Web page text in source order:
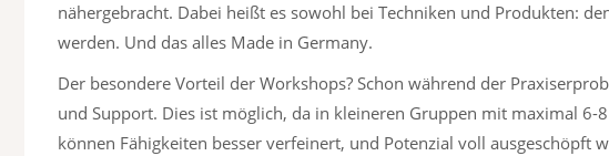
nähergebracht. Dabei heißt es sowohl bei Techniken und Produkten:
werden. Und das alles Made in Germany.
Der besondere Vorteil der Workshops? Schon während der
und Support. Dies ist möglich, da in kleineren Gruppen mit maximal 6-
können Fähigkeiten besser verfeinert, und Potenzial voll ausgeschöpft